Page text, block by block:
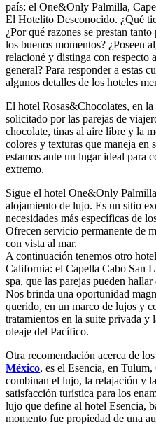
país: el One&Only Palmilla,
El Hotelito Desconocido. ¿Qué
¿Por qué razones se prestan
los buenos momentos? ¿Poseen
relacioné y distinga con respecto
general? Para responder a estas
algunos detalles de los hoteles
El hotel Rosas&Chocolates, en
solicitado por las parejas de
chocolate, tinas al aire libre y la
colores y texturas que maneja en
estamos ante un lugar ideal para
extremo.
Sigue el hotel One&Only
alojamiento de lujo. Es un sitio
necesidades más específicas de
Ofrecen servicio permanente de
con vista al mar.
A continuación tenemos otro
California: el Capella Cabo San
spa, que las parejas pueden
Nos brinda una oportunidad
querido, en un marco de lujos y
tratamientos en la suite privada y
oleaje del Pacífico.
Otra recomendación acerca de los
México, es el Esencia, en
combinan el lujo, la relajación y
satisfacción turística para los
lujo que define al hotel Esencia,
momento fue propiedad de una